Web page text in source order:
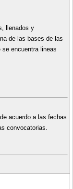
llenados y
de las bases de las
encuentra lineas
acuerdo a las fechas
convocatorias.